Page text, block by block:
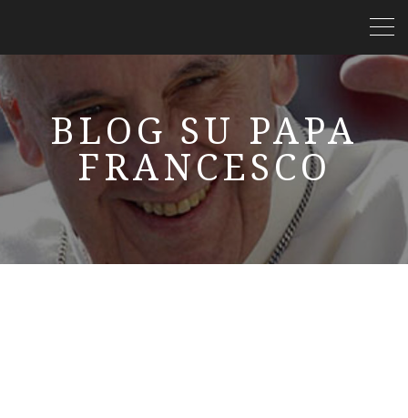
BLOG SU PAPA
FRANCESCO